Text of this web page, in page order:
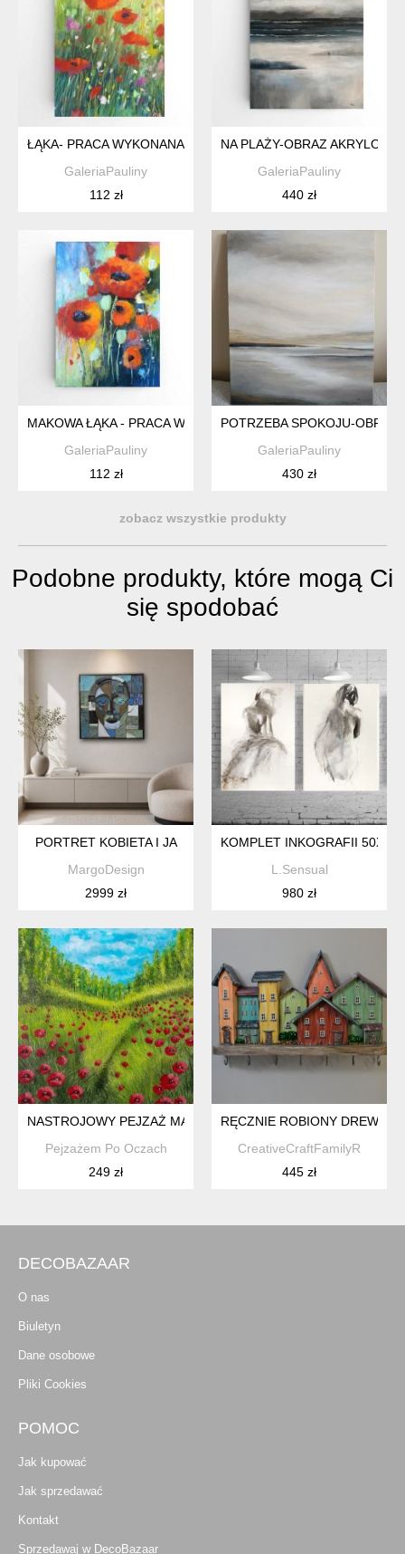
ŁĄKA- PRACA WYKONANA PASTELAMI
GaleriaPauliny
112 zł
NA PLAŻY-OBRAZ
GaleriaPauliny
440 zł
MAKOWA ŁĄKA - PRACA WYKONANA PASTELAMI
GaleriaPauliny
112 zł
POTRZEBA SPOKOJU-
GaleriaPauliny
430 zł
zobacz wszystkie produkty
Podobne produkty, które mogą Ci
się spodobać
PORTRET KOBIETA I JA
MargoDesign
2999 zł
KOMPLET INKOGRAFII
L.Sensual
980 zł
NASTROJOWY PEJZAŻ MALOWANY NA PŁÓTNIE - "WŚRÓD
Pejzażem Po Oczach
249 zł
RĘCZNIE ROBIONY
CreativeCraftFamilyR
445 zł
DECOBAZAAR
O nas
Biuletyn
Dane osobowe
Pliki Cookies
POMOC
Jak kupować
Jak sprzedawać
Kontakt
Sprzedawaj w DecoBazaar